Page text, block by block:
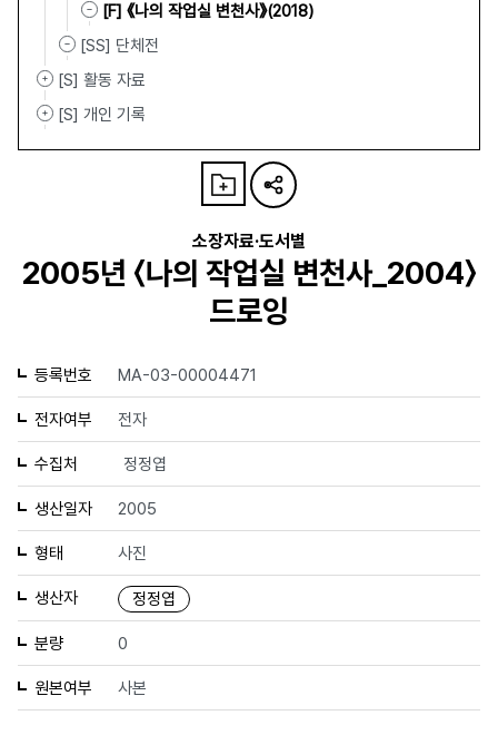
[F] 《나의 작업실 변천사》(2018)
[SS] 단체전
[S] 활동 자료
[S] 개인 기록
소장자료·도서별
2005년 〈나의 작업실 변천사_2004〉
드로잉
등록번호 MA-03-00004471
전자여부 전자
수집처 정정엽
생산일자 2005
형태 사진
생산자 정정엽
분량 0
원본여부 사본